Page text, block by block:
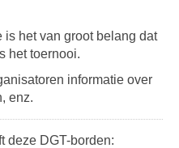
het van groot belang dat
het toernooi.
informatie over
enz.
deze DGT-borden: